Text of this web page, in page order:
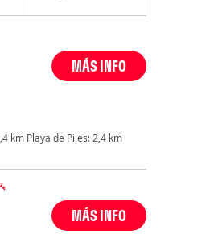
MÁS INFO
km Playa de Piles: 2,4 km
MÁS INFO